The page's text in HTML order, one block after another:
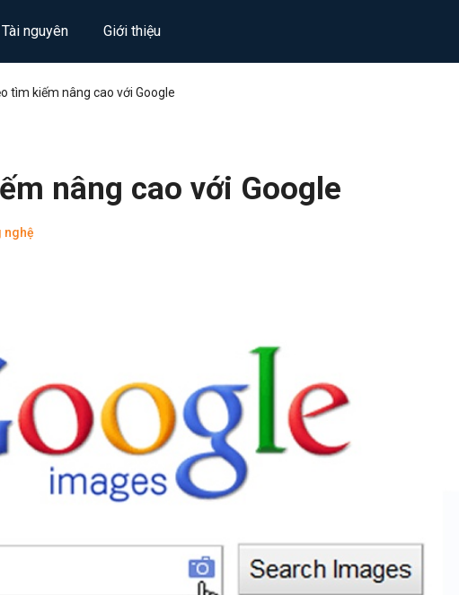
Tài nguyên Giới thiệu
tìm kiếm nâng cao với Google
nâng cao với Google
nghệ